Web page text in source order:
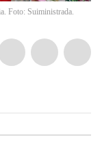
Foto: Suiministrada.